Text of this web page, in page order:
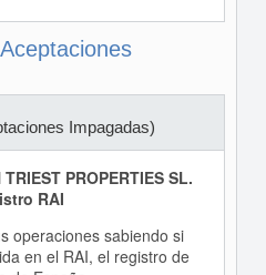
Impagadas)
PROPERTIES SL.
RAI
operaciones sabiendo si
en el RAI, el registro de